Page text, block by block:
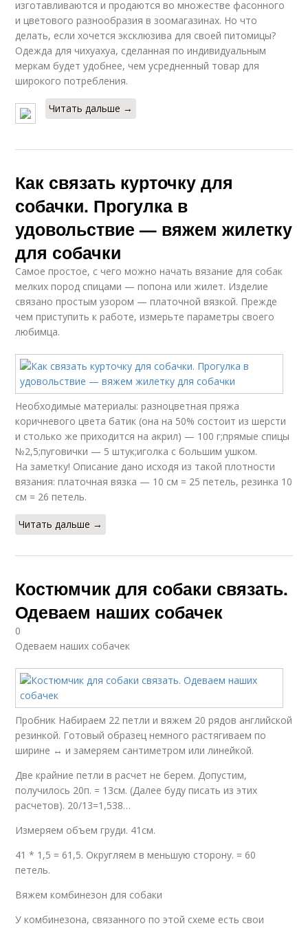
изготавливаются и продаются во множестве фасонного
и цветового разнообразия в зоомагазинах. Но что
делать, если хочется эксклюзива для своей питомицы?
Одежда для чихуахуа, сделанная по индивидуальным
меркам будет удобнее, чем усредненный товар для
широкого потребления.
Читать дальше →
Как связать курточку для
собачки. Прогулка в
удовольствие — вяжем жилетку
для собачки
Самое простое, с чего можно начать вязание для собак
мелких пород спицами — попона или жилет. Изделие
связано простым узором — платочной вязкой. Прежде
чем приступить к работе, измерьте параметры своего
любимца.
Необходимые материалы: разноцветная пряжа
коричневого цвета батик (она на 50% состоит из шерсти
и столько же приходится на акрил) — 100 г;прямые спицы
№2,5;пуговички — 5 штук;иголка с большим ушком.
На заметку! Описание дано исходя из такой плотности
вязания: платочная вязка — 10 см = 25 петель, резинка 10
см = 26 петель.
Читать дальше →
Костюмчик для собаки связать.
Одеваем наших собачек
0
Одеваем наших собачек
Пробник Набираем 22 петли и вяжем 20 рядов английской
резинкой. Готовый образец немного растягиваем по
ширине ↔ и замеряем сантиметром или линейкой.
Две крайние петли в расчет не берем. Допустим,
получилось 20п. = 13см. (Далее буду писать из этих
расчетов). 20/13=1,538…
Измеряем объем груди. 41см.
41 * 1,5 = 61,5. Округляем в меньшую сторону. = 60
петель.
Вяжем комбинезон для собаки
У комбинезона, связанного по этой схеме есть свои